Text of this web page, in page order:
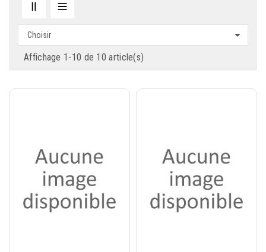
Choisir 
Affichage 1-10 de 10 article(s)